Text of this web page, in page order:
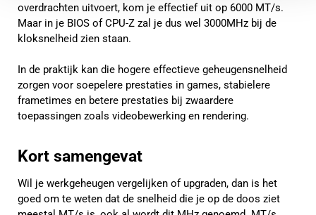
overdrachten uitvoert, kom je effectief uit op 6000 MT/s.
Maar in je BIOS of CPU-Z zal je dus wel 3000MHz bij de
kloksnelheid zien staan.
In de praktijk kan die hogere effectieve geheugensnelheid
zorgen voor soepelere prestaties in games, stabielere
frametimes en betere prestaties bij zwaardere
toepassingen zoals videobewerking en rendering.
Kort samengevat
Wil je werkgeheugen vergelijken of upgraden, dan is het
goed om te weten dat de snelheid die je op de doos ziet